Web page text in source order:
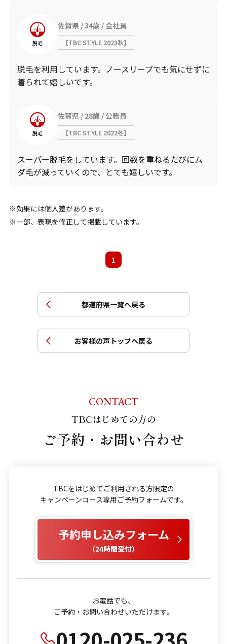
脱毛
佐賀県 34歳 会社員
【TBC STYLE 2023秋】
脱毛を利用しています。ノースリーブでも気にせずに
着られて嬉しいです。
脱毛
佐賀県 28歳 公務員
【TBC STYLE 2022冬】
スーパー脱毛をしています。回数を重ねるたびにム
ダ毛が減っていくので、とても嬉しいです。
効果には個人差があります。
一部、表現を修正して掲載しています。
1
都道府県一覧へ戻る
お客様の声トップへ戻る
CONTACT
TBCはじめての方の
ご予約・お問い合わせ
TBCをはじめてご利用される方限定の
キャンペーンコース専用ご予約フォームです。
予約申し込みフォーム
（24時間受付）
お電話でも、
ご予約・お問い合わせいただけます。